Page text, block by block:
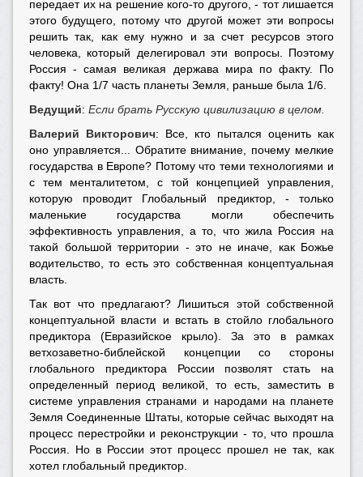
передает их на решение кого-то другого, - тот лишается
этого будущего, потому что другой может эти вопросы
решить так, как ему нужно и за счет ресурсов этого
человека, который делегировал эти вопросы. Поэтому
Россия - самая великая держава мира по факту. По
факту! Она 1/7 часть планеты Земля, раньше была 1/6.
Ведущий: Если брать Русскую цивилизацию в целом.
Валерий Викторович: Все, кто пытался оценить как
оно управляется... Обратите внимание, почему мелкие
государства в Европе? Потому что теми технологиями и
с тем менталитетом, с той концепцией управления,
которую проводит Глобальный предиктор, - только
маленькие государства могли обеспечить
эффективность управления, а то, что жила Россия на
такой большой территории - это не иначе, как Божье
водительство, то есть это собственная концептуальная
власть.
Так вот что предлагают? Лишиться этой собственной
концептуальной власти и встать в стойло глобального
предиктора (Евразийское крыло). За это в рамках
ветхозаветно-библейской концепции со стороны
глобального предиктора России позволят стать на
определенный период великой, то есть, заместить в
системе управления странами и народами на планете
Земля Соединенные Штаты, которые сейчас выходят на
процесс перестройки и реконструкции - то, что прошла
Россия. Но в России этот процесс прошел не так, как
хотел глобальный предиктор.